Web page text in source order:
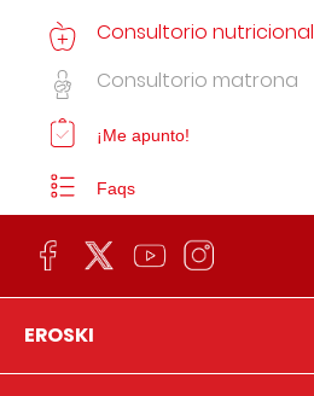
Consultorio nutricional
Consultorio matrona
¡Me apunto!
Faqs
EROSKI